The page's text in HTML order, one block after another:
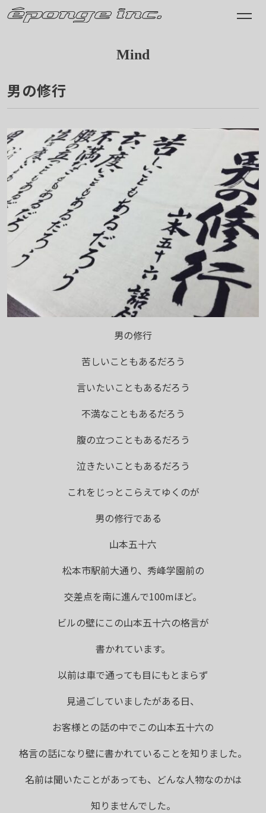
Mind
男の修行
男の修行
苦しいこともあるだろう
言いたいこともあるだろう
不満なこともあるだろう
腹の立つこともあるだろう
泣きたいこともあるだろう
これをじっとこらえてゆくのが
男の修行である
山本五十六
松本市駅前大通り、秀峰学園前の
交差点を南に進んで100mほど。
ビルの壁にこの山本五十六の格言が
書かれています。
以前は車で通っても目にもとまらず
見過ごしていましたがある日、
お客様との話の中でこの山本五十六の
格言の話になり壁に書かれていることを知りました。
名前は聞いたことがあっても、どんな人物なのかは
知りませんでした。